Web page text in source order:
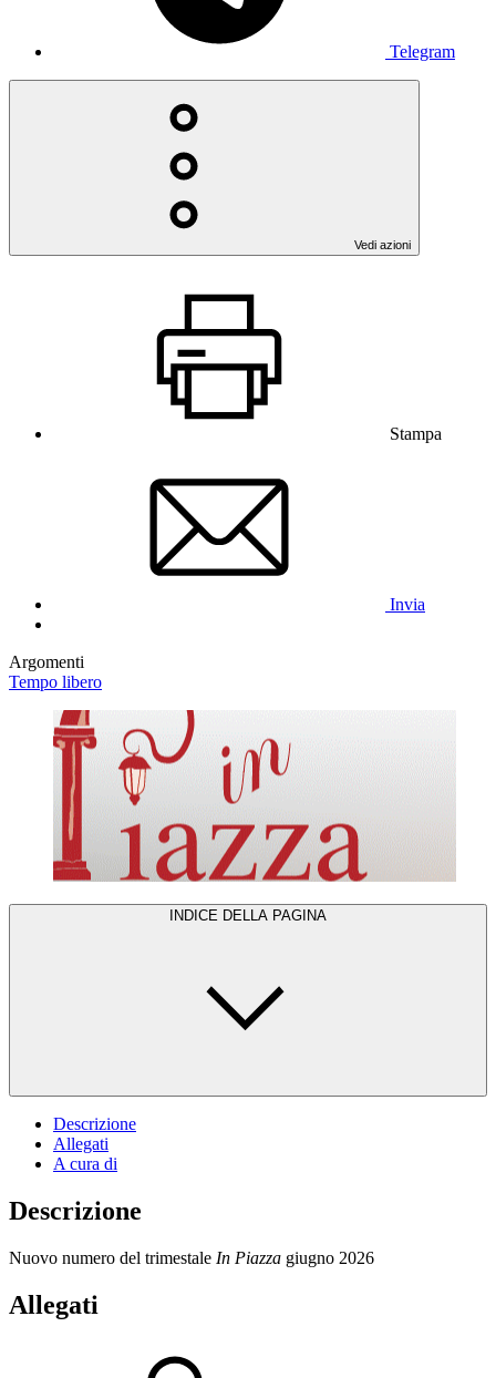
Telegram
Vedi azioni
Stampa
Invia
Argomenti
Tempo libero
INDICE DELLA PAGINA
Descrizione
Allegati
A cura di
Descrizione
Nuovo numero del trimestale In Piazza giugno 2026
Allegati